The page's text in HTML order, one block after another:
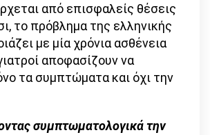
από επισφαλείς θέσεις
το πρόβλημα της ελληνικής
με μία χρόνια ασθένεια
αποφασίζουν να
τα συμπτώματα και όχι την
συμπτωματολογικά την